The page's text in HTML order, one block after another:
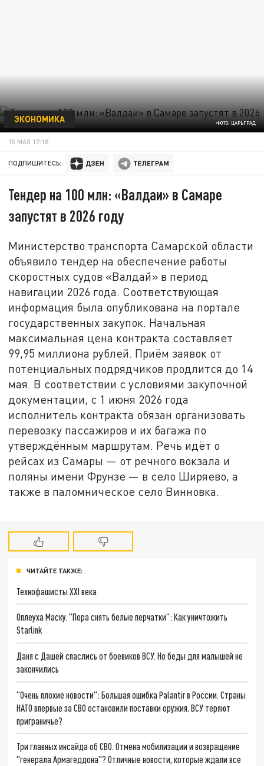
ФОТО: ЦАРЬГРАД
ЭКОНОМИКА
15 МАЯ 17:18
ПОДПИШИТЕСЬ:
Тендер на 100 млн: «Валдаи» в Самаре
запустят в 2026 году
Министерство транспорта Самарской области
объявило тендер на обеспечение работы
скоростных судов «Валдай» в период
навигации 2026 года. Соответствующая
информация была опубликована на портале
государственных закупок. Начальная
максимальная цена контракта составляет
99,95 миллиона рублей. Приём заявок от
потенциальных подрядчиков продлится до 14
мая. В соответствии с условиями закупочной
документации, с 1 июня 2026 года
исполнитель контракта обязан организовать
перевозку пассажиров и их багажа по
утверждённым маршрутам. Речь идёт о
рейсах из Самары — от речного вокзала и
поляны имени Фрунзе — в село Ширяево, а
также в паломническое село Винновка.
ЧИТАЙТЕ ТАКЖЕ:
Технофашисты XXI века
Оплеуха Маску. "Пора снять белые перчатки": Как уничтожить
Starlink
Даня с Дашей спаслись от боевиков ВСУ. Но беды для малышей не
закончились
"Очень плохие новости": Большая ошибка Palantir в России. Страны
НАТО впервые за СВО остановили поставки оружия. ВСУ теряют
приграничье?
Три главных инсайда об СВО. Отмена мобилизации и возвращение
"генерала Армагеддона"? Отличные новости, которые ждали все